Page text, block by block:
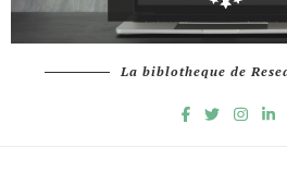
La biblotheque de